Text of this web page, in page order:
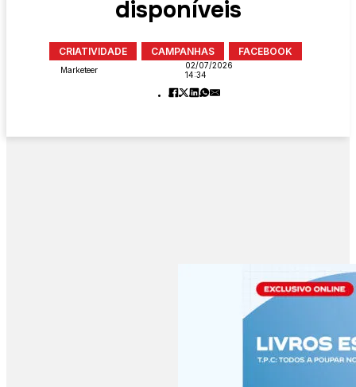
disponíveis
CRIATIVIDADE CAMPANHAS FACEBOOK
Marketeer
02/07/2026
14:34